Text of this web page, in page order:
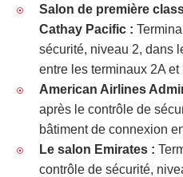
Salon de première
Cathay Pacific :
sécurité, niveau 2, dans
entre les terminaux 2A et
American Airlines
après le contrôle de
bâtiment de connexion
Le salon Emirates :
contrôle de sécurité,